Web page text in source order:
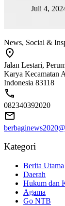
Juli 4,
News, Social &
Jalan Lestari,
Karya Kecamatan
Indonesia 83118
082340392020
Kategori
Berita Utama
Daerah
Hukum dan
Agama
Go NTB